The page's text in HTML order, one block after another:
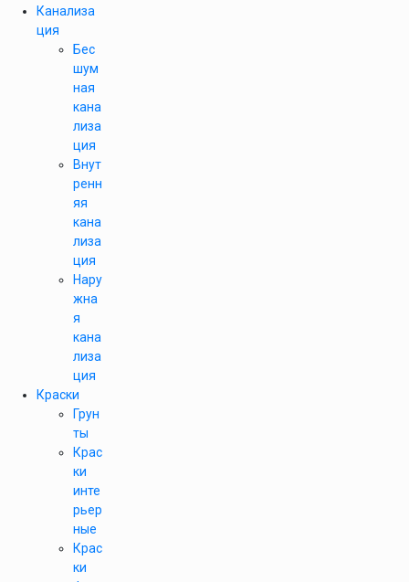
Канализа
ция
Бес
шум
ная
кана
лиза
ция
Внут
ренн
яя
кана
лиза
ция
Нару
жна
я
кана
лиза
ция
Краски
Грун
ты
Крас
ки
инте
рьер
ные
Крас
ки